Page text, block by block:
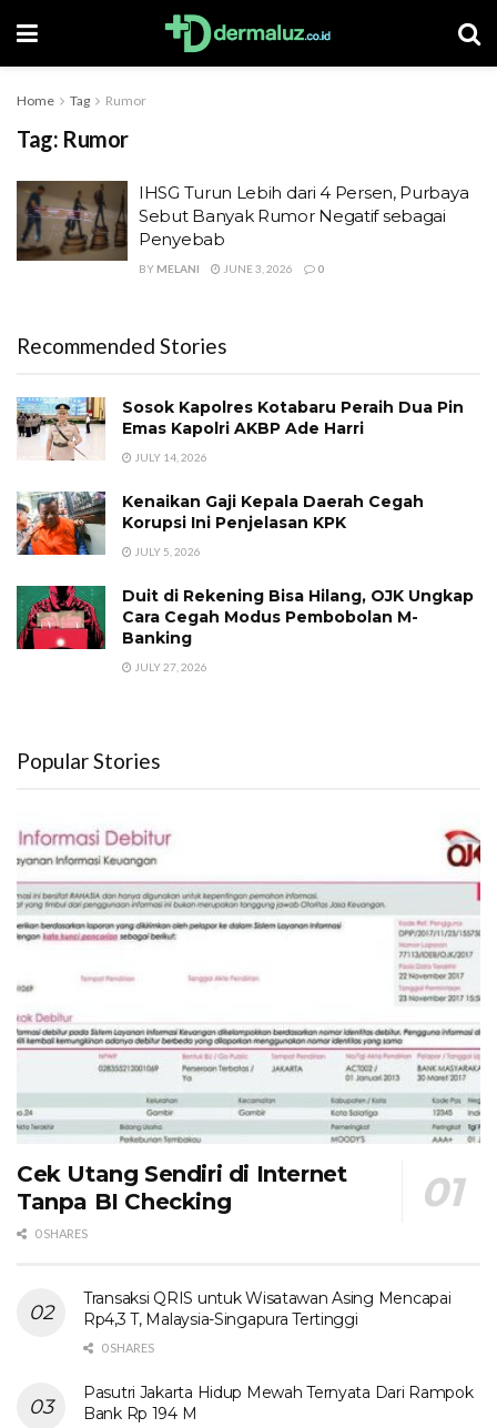
Home Tag Rumor
Tag: Rumor
IHSG Turun Lebih dari 4 Persen, Purbaya
Sebut Banyak Rumor Negatif sebagai
Penyebab
BY MELANI JUNE 3, 2026 0
Recommended Stories
Sosok Kapolres Kotabaru Peraih Dua Pin
Emas Kapolri AKBP Ade Harri
JULY 14, 2026
Kenaikan Gaji Kepala Daerah Cegah
Korupsi Ini Penjelasan KPK
JULY 5, 2026
Duit di Rekening Bisa Hilang, OJK Ungkap
Cara Cegah Modus Pembobolan M-
Banking
JULY 27, 2026
Popular Stories
Cek Utang Sendiri di Internet
Tanpa BI Checking
0 SHARES
Transaksi QRIS untuk Wisatawan Asing Mencapai
Rp4,3 T, Malaysia-Singapura Tertinggi
0 SHARES
Pasutri Jakarta Hidup Mewah Ternyata Dari Rampok
Bank Rp 194 M